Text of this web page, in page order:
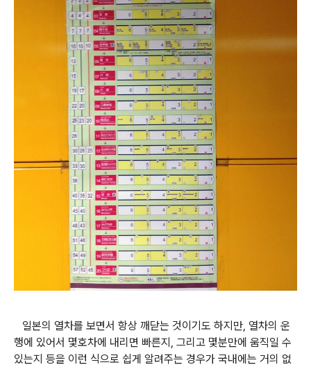
일본의 열차를 보면서 항상 깨닫는 것이기도 하지만, 열차의 운
행에 있어서 몇호차에 내리면 빠른지, 그리고 몇분만에 움직일 수
있는지 등을 이런 식으로 쉽게 알려주는 경우가 국내에는 거의 없